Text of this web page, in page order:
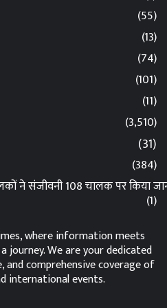
(55)
(13)
(74)
(101)
(11)
(3,510)
(31)
(384)
ने संजीवनी 108 चालक पर किया
(1)
where information meets
journey. We are your dedicated
and comprehensive coverage of
international events.